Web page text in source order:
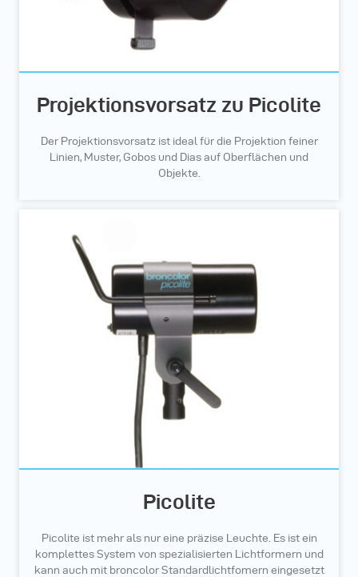
Projektionsvorsatz zu Picolite
Der Projektionsvorsatz ist ideal für die Projektion feiner
Linien, Muster, Gobos und Dias auf Oberflächen und
Objekte.
Picolite
Picolite ist mehr als nur eine präzise Leuchte. Es ist ein
komplettes System von spezialisierten Lichtformern und
kann auch mit broncolor Standardlichtfomern eingesetzt